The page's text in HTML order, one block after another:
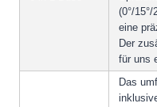
(0°/
eine
Der
für uns
Das